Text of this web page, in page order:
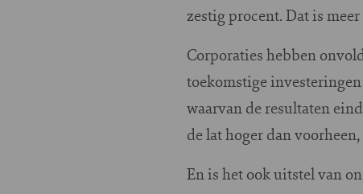
zestig procent. Dat is
Corporaties hebben
toekomstige
waarvan de resultaten
de lat hoger dan
En is het ook uitstel van